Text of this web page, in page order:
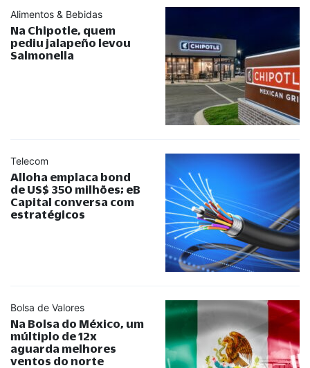
Alimentos & Bebidas
Na Chipotle, quem
pediu jalapeño levou
Salmonella
Telecom
Alloha emplaca bond
de US$ 350 milhões; eB
Capital conversa com
estratégicos
Bolsa de Valores
Na Bolsa do México, um
múltiplo de 12x
aguarda melhores
ventos do norte